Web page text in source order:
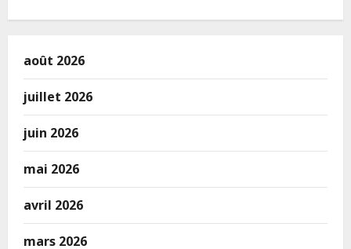
août 2026
juillet 2026
juin 2026
mai 2026
avril 2026
mars 2026